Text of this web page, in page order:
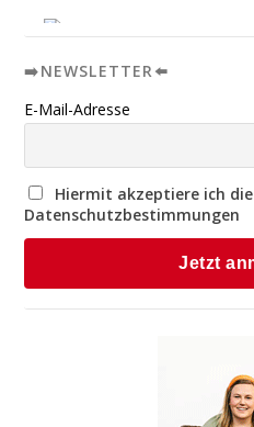
➡️NEWSLETTER⬅️
E-Mail-Adresse
Hiermit akzeptiere ich die
Datenschutzbestimmungen